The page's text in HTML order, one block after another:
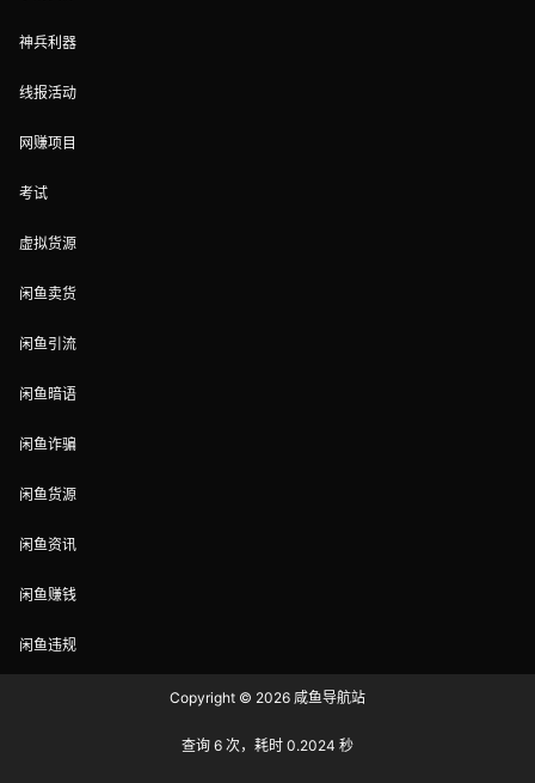
神兵利器
线报活动
网赚项目
考试
虚拟货源
闲鱼卖货
闲鱼引流
闲鱼暗语
闲鱼诈骗
闲鱼货源
闲鱼资讯
闲鱼赚钱
闲鱼违规
Copyright © 2026 咸鱼导航站
查询 6 次，耗时 0.2024 秒